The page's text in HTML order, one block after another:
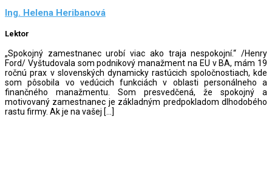
Ing. Helena Heribanová
Lektor
„Spokojný zamestnanec urobí viac ako traja nespokojní.“ /Henry
Ford/ Vyštudovala som podnikový manažment na EU v BA, mám 19
ročnú prax v slovenských dynamicky rastúcich spoločnostiach, kde
som pôsobila vo vedúcich funkciách v oblasti personálneho a
finančného manažmentu. Som presvedčená, že spokojný a
motivovaný zamestnanec je základným predpokladom dlhodobého
rastu firmy. Ak je na vašej […]